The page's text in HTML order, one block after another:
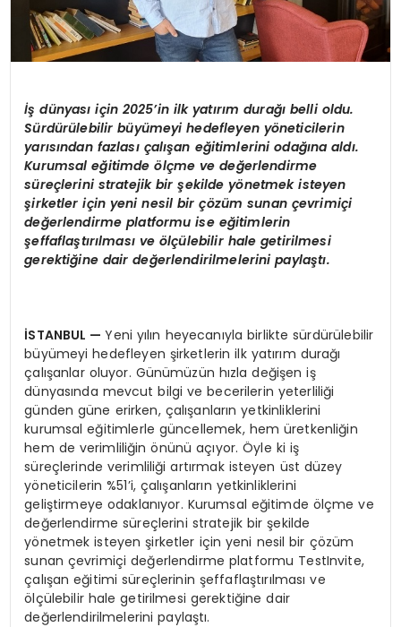
İş dünyası için 2025’in ilk yatırım durağı belli oldu.
Sürdürülebilir büyümeyi hedefleyen yöneticilerin
yarısından fazlası çalışan eğitimlerini odağına aldı.
Kurumsal eğitimdeölçme ve değerlendirme
süreçlerini stratejik bir şekilde yönetmek isteyen
şirketler için yeni nesil bir çözüm sunan çevrimiçi
değerlendirme platformu ise eğitimlerin
şeffaflaştırılması veölçülebilir hale getirilmesi
gerektiğine dair değerlendirilmelerini paylaştı.
İSTANBUL —Yeni yılın heyecanıyla birlikte sürdürülebilir
büyümeyi hedefleyen şirketlerin ilk yatırım durağı
çalışanlar oluyor. Günümüzün hızla değişen iş
dünyasında mevcut bilgi ve becerilerin yeterliliği
günden güne erirken, çalışanların yetkinliklerini
kurumsal eğitimlerle güncellemek, hem üretkenliğin
hem de verimliliğin önünü açıyor. Öyle ki iş
süreçlerinde verimliliği artırmak isteyen üst düzey
yöneticilerin %51’i, çalışanların yetkinliklerini
geliştirmeye odaklanıyor. Kurumsal eğitimde ölçme ve
değerlendirme süreçlerini stratejik bir şekilde
yönetmek isteyen şirketler için yeni nesil bir çözüm
sunan çevrimiçi değerlendirme platformu TestInvite,
çalışan eğitimi süreçlerinin şeffaflaştırılması ve
ölçülebilir hale getirilmesi gerektiğine dair
değerlendirilmelerini paylaştı.